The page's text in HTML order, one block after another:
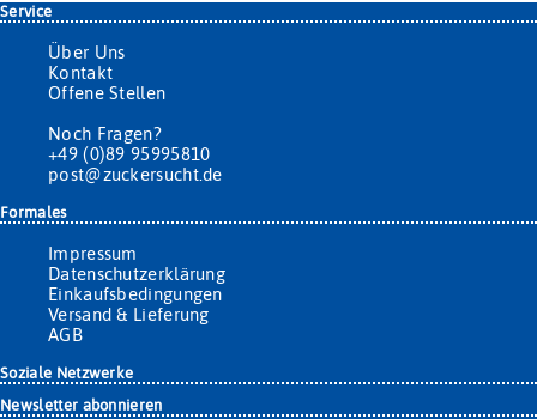
Service
Über Uns
Kontakt
Offene Stellen
Noch Fragen?
+49 (0)89 95995810
post@zuckersucht.de
Formales
Impressum
Datenschutzerklärung
Einkaufsbedingungen
Versand & Lieferung
AGB
Soziale Netzwerke
Newsletter abonnieren